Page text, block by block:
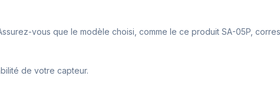
vous que le modèle choisi, comme le ce produit SA-05P,
de votre capteur.